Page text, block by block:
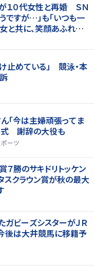
１０代女性と再婚 ＳＮ
ですが…」も「いつも一
と共に、笑顔あふれる
止めている」 競泳・本
ん「今は主婦頑張ってま
式 謝辞の大役も
ポーツ
７勝のサキドリトッケン
クラウン賞が秋の最大
ガビーズシスターがＪＲ
は大井競馬に移籍予